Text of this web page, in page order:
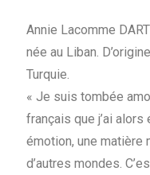
Annie Lacomme
née au Liban.
Turquie.
« Je suis tombée
français que j’ai alors
émotion, une matière
d’autres mondes.